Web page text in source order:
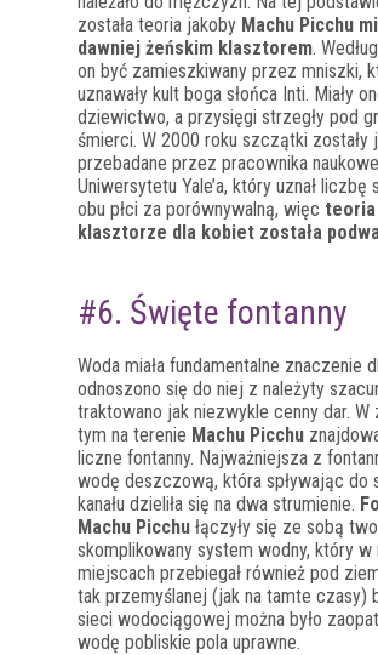
została teoria jakoby Machu Picchu
dawniej żeńskim klasztorem.
on być zamieszkiwany przez mniszki,
uznawały kult boga słońca Inti. Miały
dziewictwo, a przysięgi strzegły pod
śmierci. W 2000 roku szczątki zostały
przebadane przez pracownika
Uniwersytetu Yale’a, który uznał
obu płci za porównywalną, więc teoria
klasztorze dla kobiet została
#6. Święte fontanny
Woda miała fundamentalne znaczenie
odnoszono się do niej z należyty
traktowano jak niezwykle cenny dar. W
tym na terenie Machu Picchu
liczne fontanny. Najważniejsza z
wodę deszczową, która spływając do
kanału dzieliła się na dwa strumienie.
Machu Picchu łączyły się ze sobą
skomplikowany system wodny, który w
miejscach przebiegał również pod
tak przemyślanej (jak na tamte czasy)
sieci wodociągowej można było
wodę pobliskie pola uprawne.